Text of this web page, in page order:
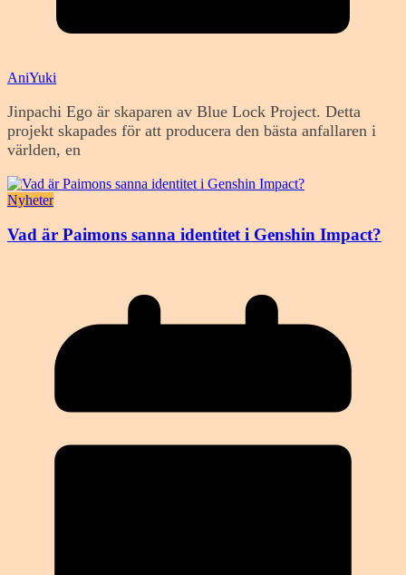
AniYuki
Jinpachi Ego är skaparen av Blue Lock Project. Detta
projekt skapades för att producera den bästa anfallaren i
världen, en
Nyheter
Vad är Paimons sanna identitet i Genshin Impact?